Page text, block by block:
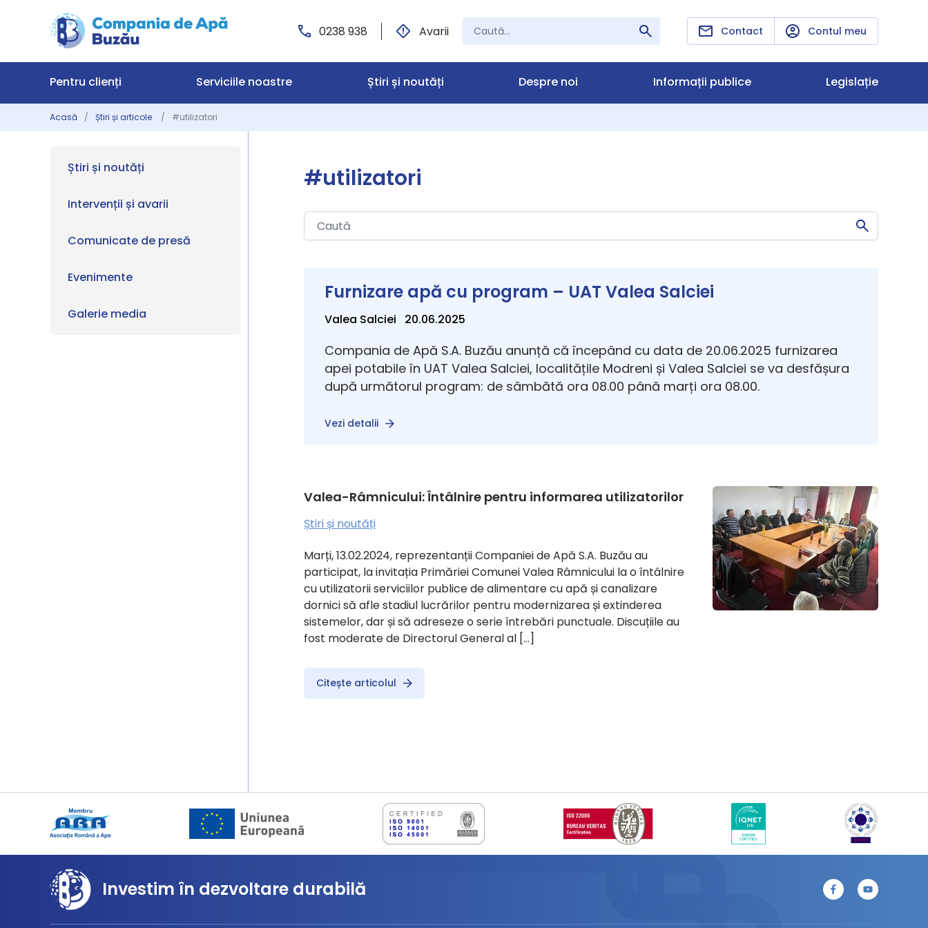
0238 938 Avarii Contact Contul meu
Pentru clienți Serviciile noastre Știri și noutăți Despre noi Informații publice Legislație
Acasă Știri și articole #utilizatori
#utilizatori
Furnizare apă cu program – UAT Valea Salciei
Valea Salciei 20.06.2025
Compania de Apă S.A. Buzău anunță că începând cu data de 20.06.2025 furnizarea
apei potabile în UAT Valea Salciei, localitățile Modreni și Valea Salciei se va desfășura
după următorul program: de sâmbătă ora 08.00 până marți ora 08.00.
Vezi detalii
Valea-Râmnicului: Întâlnire pentru informarea utilizatorilor
Știri și noutăți
Marți, 13.02.2024, reprezentanții Companiei de Apă S.A. Buzău au
participat, la invitația Primăriei Comunei Valea Râmnicului la o întâlnire
cu utilizatorii serviciilor publice de alimentare cu apă și canalizare
dornici să afle stadiul lucrărilor pentru modernizarea și extinderea
sistemelor, dar și să adreseze o serie întrebări punctuale. Discuțiile au
fost moderate de Directorul General al […]
Citește articolul
Știri și noutăți
Intervenții și avarii
Comunicate de presă
Evenimente
Galerie media
Investim în dezvoltare durabilă